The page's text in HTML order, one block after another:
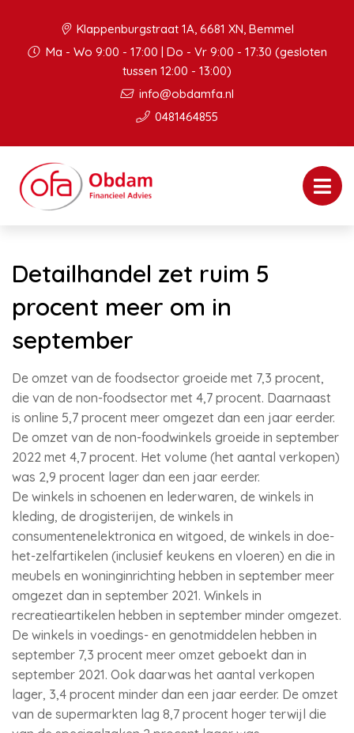
Klappenburgstraat 1A, 6681 XN, Bemmel
Ma - Wo 9:00 - 17:00 | Do - Vr 9:00 - 17:30 (gesloten
tussen 12:00 - 13:00)
info@obdamfa.nl
0481464855
Detailhandel zet ruim 5
procent meer om in
september
De omzet van de foodsector groeide met 7,3 procent,
die van de non-foodsector met 4,7 procent. Daarnaast
is online 5,7 procent meer omgezet dan een jaar eerder.
De omzet van de non-foodwinkels groeide in september
2022 met 4,7 procent. Het volume (het aantal verkopen)
was 2,9 procent lager dan een jaar eerder.
De winkels in schoenen en lederwaren, de winkels in
kleding, de drogisterijen, de winkels in
consumentenelektronica en witgoed, de winkels in doe-
het-zelfartikelen (inclusief keukens en vloeren) en die in
meubels en woninginrichting hebben in september meer
omgezet dan in september 2021. Winkels in
recreatieartikelen hebben in september minder omgezet.
De winkels in voedings- en genotmiddelen hebben in
september 7,3 procent meer omzet geboekt dan in
september 2021. Ook daarwas het aantal verkopen
lager, 3,4 procent minder dan een jaar eerder. De omzet
van de supermarkten lag 8,7 procent hoger terwijl die